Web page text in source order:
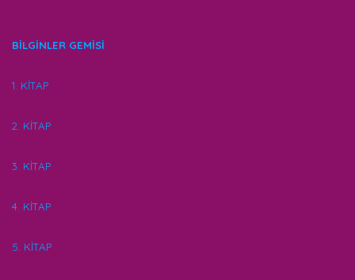
BİLGİNLER GEMİSİ
1. KİTAP
2. KİTAP
3. KİTAP
4. KİTAP
5. KİTAP